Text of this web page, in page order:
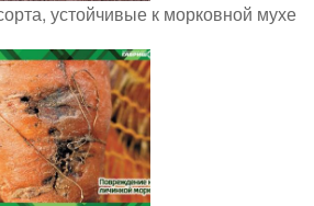
устойчивые к морковной мухе